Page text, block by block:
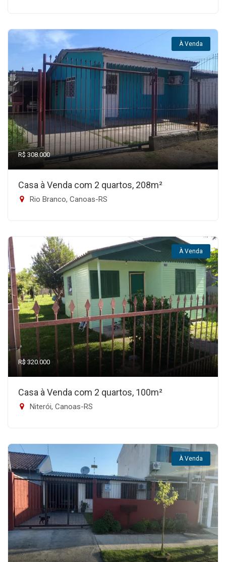
À Venda
R$ 308.000
Casa à Venda com 2 quartos, 208m²
Rio Branco, Canoas-RS
À Venda
R$ 320.000
Casa à Venda com 2 quartos, 100m²
Niterói, Canoas-RS
À Venda